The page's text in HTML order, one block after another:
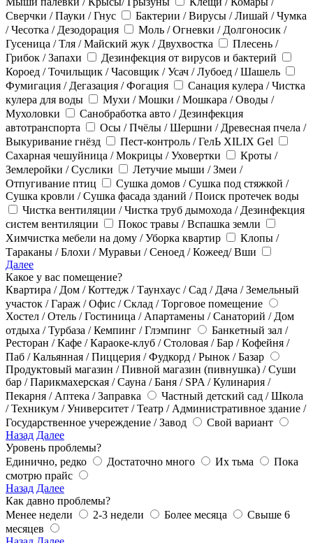
Сверчки / Пауки / Гнус
Бактерии / Вирусы / Лишай / Чумка
/ Чесотка / Дезодорация
Моль / Огневки / Долгоносик /
Гусеница / Тля / Майский жук / Двухвостка
Плесень /
Грибок / Запахи
Дезинфекция от вирусов и бактерий
Короед / Точильщик / Часовщик / Усач / Лубоед / Шашель
Фумигация / Дегазация / Фогация
Санация кулера / Чистка
кулера для воды
Мухи / Мошки / Мошкара / Оводы /
Мухоловки
Санобработка авто / Дезинфекция
автотранспорта
Осы / Пчёлы / Шершни / Древесная пчела /
Выкуривание гнёзд
Пест-контроль / ГелЬ XILIX Gel
Сахарная чешуйница / Мокрицы / Уховертки
Кроты /
Землеройки / Суслики
Летучие мыши / Змеи /
Отпугивание птиц
Сушка домов / Сушка под стяжкой /
Сушка кровли / Сушка фасада зданий / Поиск протечек воды
Чистка вентиляции / Чистка труб дымохода / Дезинфекция
систем вентиляции
Покос травы / Вспашка земли
Химчистка мебели на дому / Уборка квартир
Клопы /
Тараканы / Блохи / Муравьи / Сеноед / Кожеед/ Вши
Далее
Какое у вас помещение?
Квартира / Дом / Коттедж / Таунхаус / Сад / Дача / Земельный
участок / Гараж / Офис / Склад / Торговое помещение
Хостел / Отель / Гостиница / Апартамены / Санаторий / Дом
отдыха / Турбаза / Кемпинг / Глэмпинг
Банкетный зал /
Ресторан / Кафе / Караоке-клуб / Столовая / Бар / Кофейня /
Паб / Кальянная / Пиццерия / Фудкорд / Рынок / Базар
Продуктовый магазин / Пивной магазин (пивнушка) / Суши
бар / Парикмахерская / Сауна / Баня / SPA / Кулинария /
Пекарня / Аптека / Заправка
Частный детский сад / Школа
/ Техникум / Университет / Театр / Административное здание /
Государственное учереждение / Завод
Свой вариант
Назад Далее
Уровень проблемы?
Единично, редко
Достаточно много Их тьма
Пока
смотрю прайс
Назад Далее
Как давно проблемы?
Менее недели
2-3 недели Более месяца
Свыше 6
месяцев